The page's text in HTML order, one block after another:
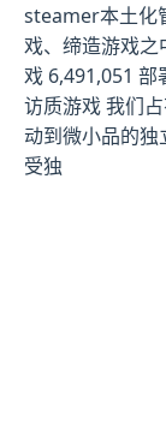
steamer本土化
戏、缔造游戏之
戏 6,491,051
访质游戏 我们
动到微小品的独
受独